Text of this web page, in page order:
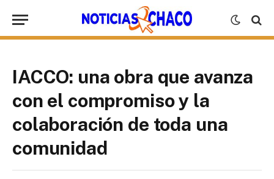
IACCO: una obra que avanza
con el compromiso y la
colaboración de toda una
comunidad